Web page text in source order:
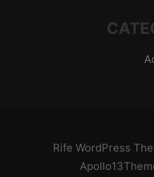
Rife WordPress